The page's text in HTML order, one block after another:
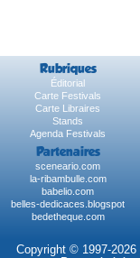
Rubriques
Éditorial
Carte Festivals
Carte Libraires
Stands
Agenda Festivals
Partenaires
sceneario.com
la-ribambulle.com
babelio.com
belles-dedicaces.blogspot
bedetheque.com
Copyright © 1997-2026